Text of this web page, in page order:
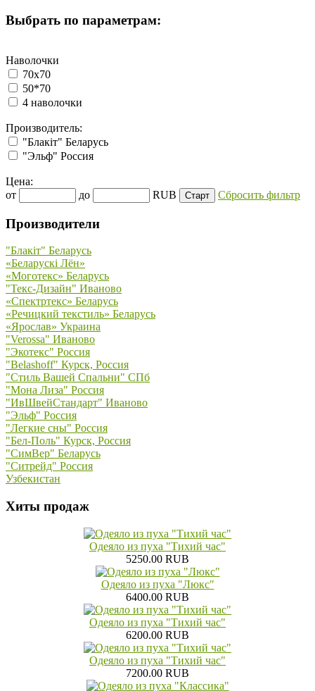
Выбрать по параметрам:
Наволочки
70х70
50*70
4 наволочки
Производитель:
"Блакiт" Беларусь
"Эльф" Россия
Цена:
от
до RUB Сбросить фильтр
Производители
"Блакiт" Беларусь
«Беларускi Лён»
«Моготекс» Беларусь
"Текс-Дизайн" Иваново
«Спектртекс» Беларусь
«Речицкий текстиль» Беларусь
«Ярослав» Украина
"Verossa" Иваново
"Экотекс" Россия
"Belashoff" Курск, Россия
"Стиль Вашей Спальни" СПб
"Мона Лиза" Россия
"ИвШвейСтандарт" Иваново
"Эльф" Россия
"Легкие сны" Россия
"Бел-Поль" Курск, Россия
"СимВер" Беларусь
"Ситрейд" Россия
Узбекистан
Хиты продаж
Одеяло из пуха "Тихий час"
5250.00 RUB
Одеяло из пуха "Люкс"
6400.00 RUB
Одеяло из пуха "Тихий час"
6200.00 RUB
Одеяло из пуха "Тихий час"
7200.00 RUB